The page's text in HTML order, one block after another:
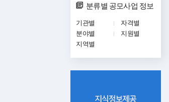
분류별 공모사업 정보
기관별
자격별
분야별
지원별
지역별